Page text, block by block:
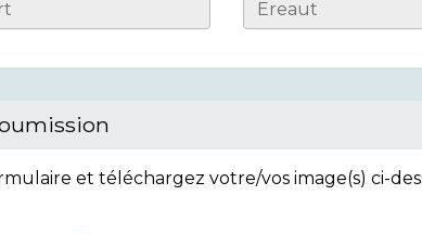
et téléchargez votre/vos image(s) ci-